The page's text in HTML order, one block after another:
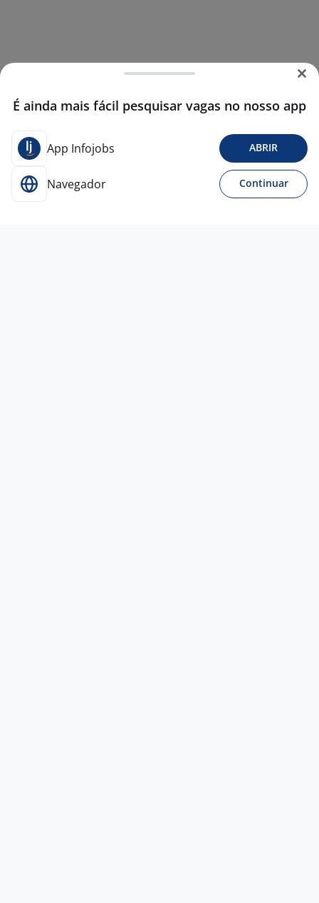
É ainda mais fácil pesquisar vagas no nosso app
App Infojobs ABRIR
Navegador Continuar